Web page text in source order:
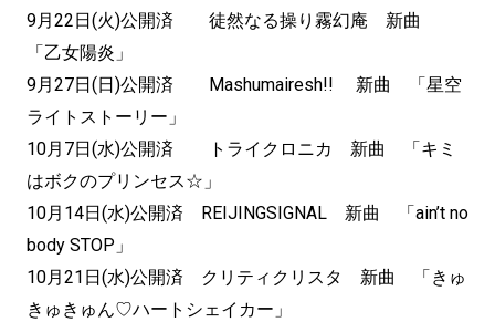
9月22日(火)公開済 徒然なる操り霧幻庵 新曲
「乙女陽炎」
9月27日(日)公開済 Mashumairesh!! 新曲 「星空
ライトストーリー」
10月7日(水)公開済 トライクロニカ 新曲 「キミ
はボクのプリンセス☆」
10月14日(水)公開済 REIJINGSIGNAL 新曲 「ain’t no
body STOP」
10月21日(水)公開済 クリティクリスタ 新曲 「きゅ
きゅきゅん♡ハートシェイカー」